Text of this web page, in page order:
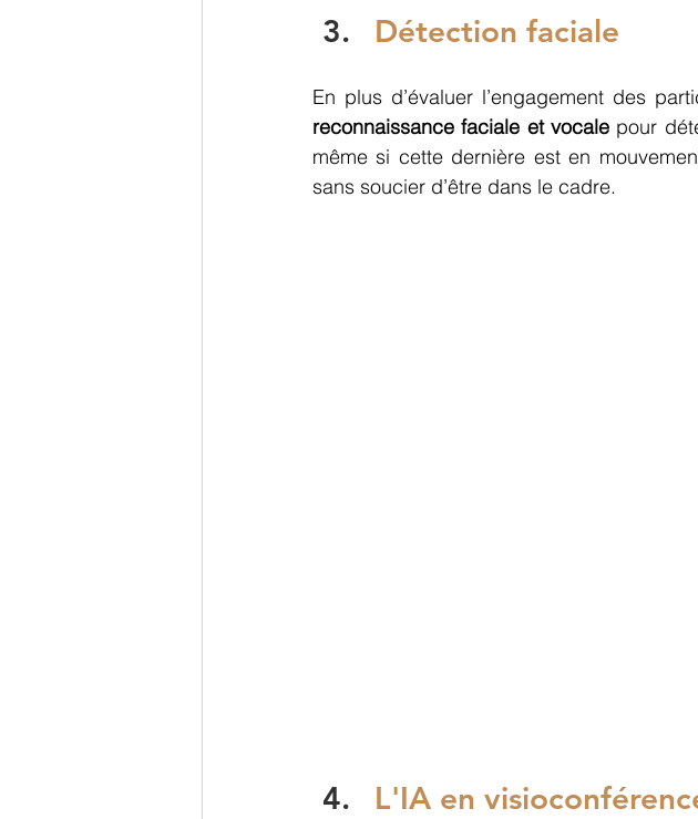
Détection faciale
En plus d’évaluer l’engagement des
reconnaissance faciale et vocale pour
même si cette dernière est en
sans soucier d’être dans le cadre.
L'IA en